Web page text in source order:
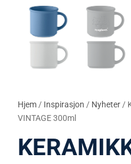
Hjem/ Inspirasjon / Nyheter/
VINTAGE 300ml